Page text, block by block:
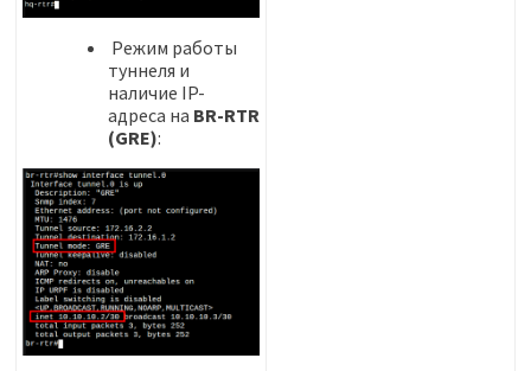
Режим работы
туннеля и
наличие IP-
адреса на BR-RTR
(GRE):